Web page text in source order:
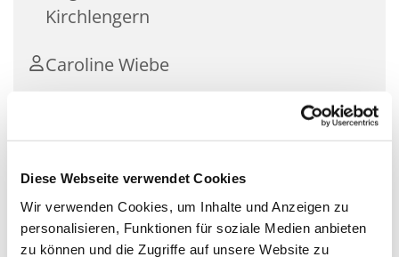
Diese Webseite verwendet Cookies
Wir verwenden Cookies, um Inhalte und Anzeigen zu
personalisieren, Funktionen für soziale Medien anbieten
zu können und die Zugriffe auf unsere Website zu
Kirchlengern
Caroline Wiebe
gemeinsamen Spielen, Singen, Basteln und
Austauschen von Erfahrungen. Für Kinder ab der